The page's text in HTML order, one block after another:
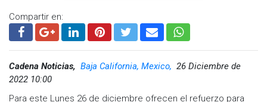
Compartir en:
Cadena Noticias, Baja California, Mexico, 26 Diciembre de
2022 10:00
Para este Lunes 26 de diciembre ofrecen el refuerzo para